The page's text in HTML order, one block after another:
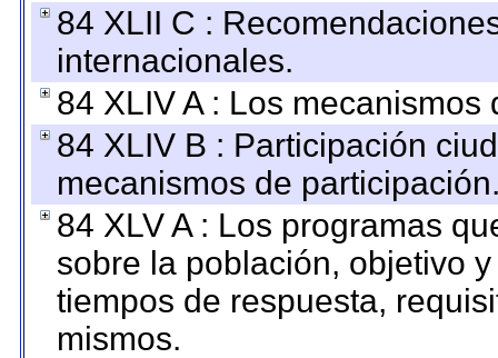
84 XLII C :
internacionales.
84 XLIV A : Los
84 XLIV B : Participación
mecanismos de
84 XLV A : Los programas
sobre la población, objetivo
tiempos de respuesta,
mismos.